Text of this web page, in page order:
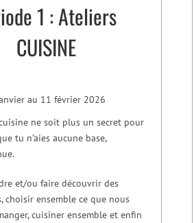
1 : Ateliers
CUISINE
au 11 février 2026
ne soit plus un secret pour
tu n’aies aucune base,
et/ou faire découvrir des
choisir ensemble ce que nous
cuisiner ensemble et enfin